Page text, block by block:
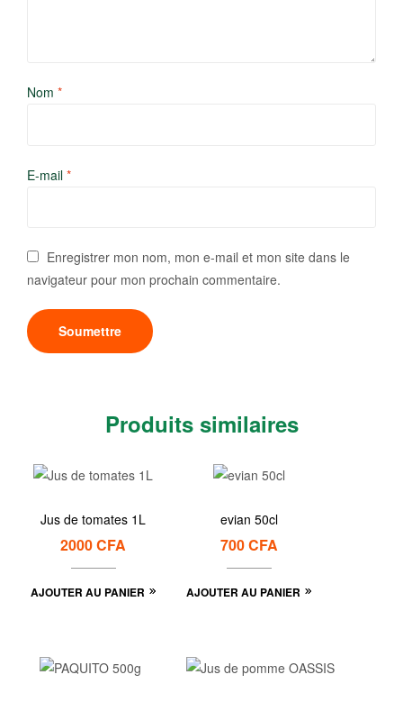
Nom *
E-mail *
Enregistrer mon nom, mon e-mail et mon site dans le
navigateur pour mon prochain commentaire.
Produits similaires
Jus de tomates 1L
2000CFA
AJOUTER AU PANIER
evian 50cl
700CFA
AJOUTER AU PANIER